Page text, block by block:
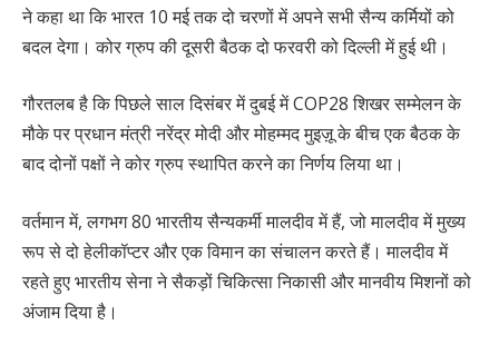
ने कहा था कि भारत 10 मई तक दो चरणों में अपने सभी सैन्य कर्मियों को
बदल देगा। कोर ग्रुप की दूसरी बैठक दो फरवरी को दिल्ली में हुई थी।
गौरतलब है कि पिछले साल दिसंबर में दुबई में COP28 शिखर सम्मेलन के
मौके पर प्रधान मंत्री नरेंद्र मोदी और मोहम्मद मुइज़ू के बीच एक बैठक के
बाद दोनों पक्षों ने कोर ग्रुप स्थापित करने का निर्णय लिया था।
वर्तमान में, लगभग 80 भारतीय सैन्यकर्मी मालदीव में हैं, जो मालदीव में मुख्य
रूप से दो हेलीकॉप्टर और एक विमान का संचालन करते हैं। मालदीव में
रहते हुए भारतीय सेना ने सैकड़ों चिकित्सा निकासी और मानवीय मिशनों को
अंजाम दिया है।